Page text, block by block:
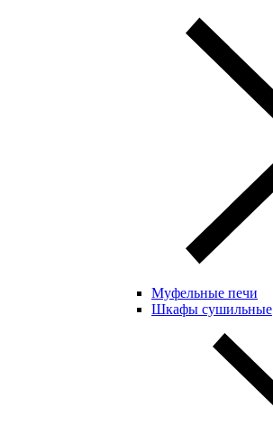
Муфельные печи
Шкафы сушильные